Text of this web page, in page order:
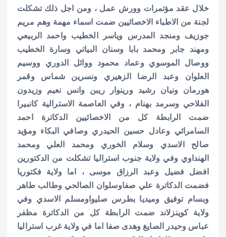
خلال عقد مؤتمرات وورش عمل ، ومن اجل ذلك تشكلت
لجنة من الاطباء الاخصائيين ضمت اسماء مهمة وهم مريم
جوزيف ومنجد المدرس وياسر الخطيب واحمد الربيعي
ومهند جابر ومحمد بابا وسنان البياتي وسارة الخطيب
ووصال الموسوي وعماد محمود ووائل الدوري ووسيم
العلوان وعبد الرضا الزهيري ونسرين شماس وقمر
هورمان ونيان رشيد ورينوار ريبن وانس نعيم وزيدون
الفلاحي وسرمد بهنام ، وفي العاصمة الاسترالية كانبيرا
ضمت الرابطة كل من الاخصائيين الدكاترة احمد
السامرائي وعادل حسين الحيدري وصافي البكاء ومؤيد
صالح الاسدي وسلام الخوري ومحمد العلي ومحمد
الهنداوي وفي ولاية جنوب استراليا تشكلت من الدكتورين
افضل فضيل وعبد الرزاق موسى ، اما ولاية فكتوريا
فضمت الدكاترة علي صفاوسلوان الصالحي وطالب طاهر
وبسام توفيق وميديا بطرس صليواومسلم الاسدي وفي
ولاية كوينزلاند ضمت الرابطة كل من الدكاترة مظفر
عباس وحيدر الصايغ وهدى صفا اما في ولاية غرب استراليا